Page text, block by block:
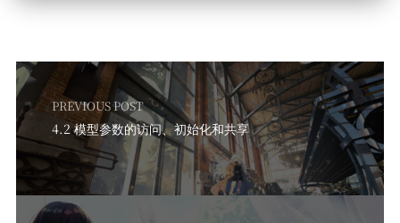
PREVIOUS POST
4.2 模型参数的访问、初始化和共享